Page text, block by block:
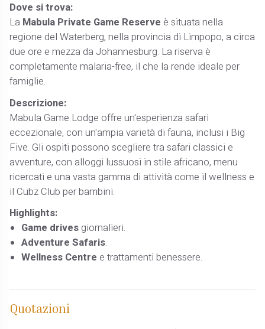
Dove si trova:
La Mabula Private Game Reserve è situata nella
regione del Waterberg, nella provincia di Limpopo, a circa
due ore e mezza da Johannesburg. La riserva è
completamente malaria-free, il che la rende ideale per
famiglie.
Descrizione:
Mabula Game Lodge offre un'esperienza safari
eccezionale, con un'ampia varietà di fauna, inclusi i Big
Five. Gli ospiti possono scegliere tra safari classici e
avventure, con alloggi lussuosi in stile africano, menu
ricercati e una vasta gamma di attività come il wellness e
il Cubz Club per bambini.
Highlights:
Game drives giornalieri.
Adventure Safaris.
Wellness Centre e trattamenti benessere.
Quotazioni